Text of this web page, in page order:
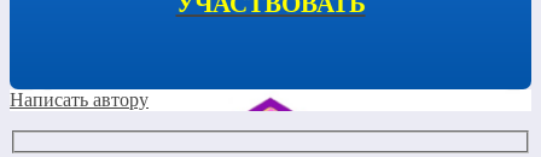
Написать автору